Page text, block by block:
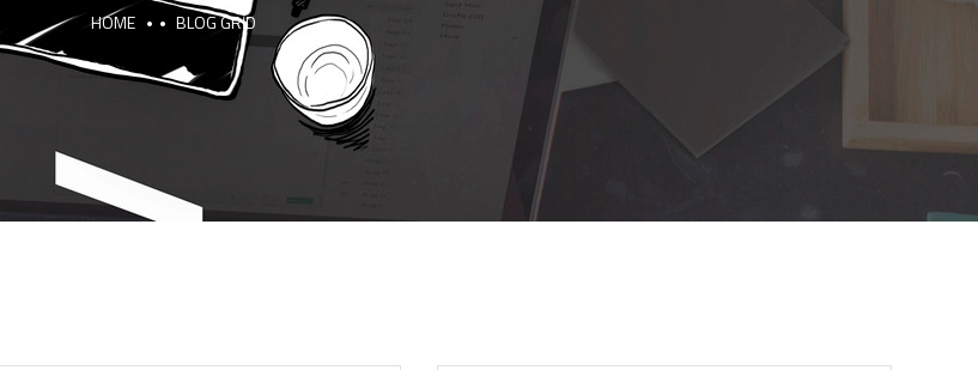
HOME BLOG GRID